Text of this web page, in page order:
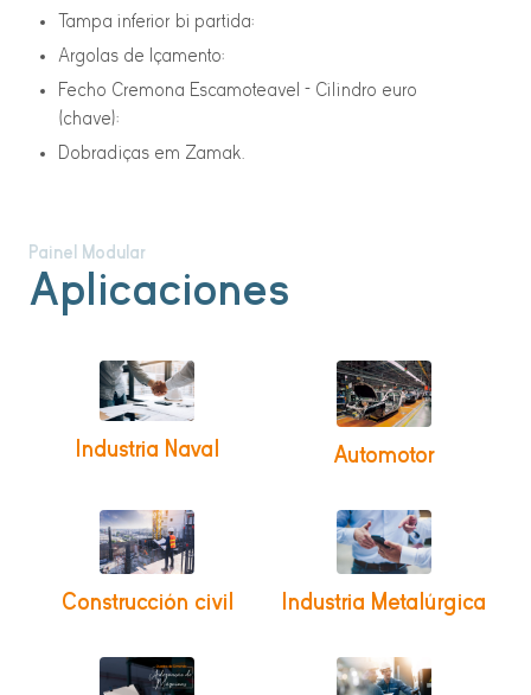
Tampa inferior bi partida;
Argolas de Içamento;
Fecho Cremona Escamoteavel - Cilindro euro
(chave);
Dobradiças em Zamak.
Painel Modular
Aplicaciones
Industria Naval Automotor
Construcción civil Industria Metalúrgica